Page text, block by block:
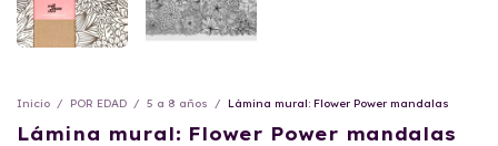
Inicio / POR EDAD / 5 a 8 años / Lámina mural: Flower Power mandalas
Lámina mural: Flower Power mandalas